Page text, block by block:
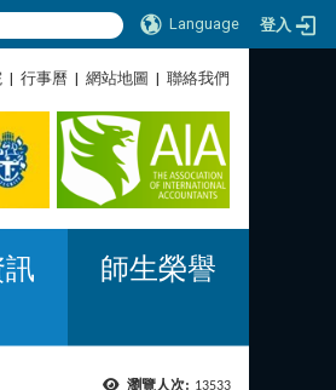
Language 登入
:::
| 行事曆 | 網站地圖 | 聯絡我們
師生榮譽
瀏覽人次: 13533